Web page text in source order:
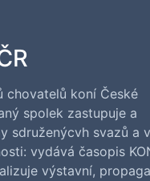
chovatelů koní České
spolek zastupuje a
sdruženýcvh svazů a
vydává časopis
výstavní,